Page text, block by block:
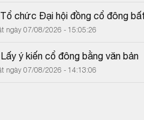
chức Đại hội đồng cổ đông
ngày 07/08/2026 - 15:05:26
ý kiến cổ đông bằng văn bản
ngày 07/08/2026 - 14:13:06